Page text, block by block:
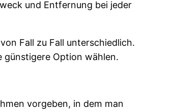
und Entfernung bei jeder
Fall zu Fall unterschiedlich.
günstigere Option wählen.
vorgeben, in dem man